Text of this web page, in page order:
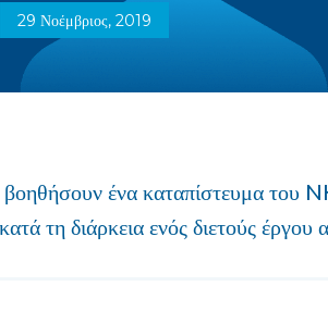
29 Νοέμβριος, 2019
βοηθήσουν ένα καταπίστευμα του
τη διάρκεια ενός διετούς έργου